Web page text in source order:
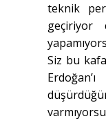
teknik
Siz bu